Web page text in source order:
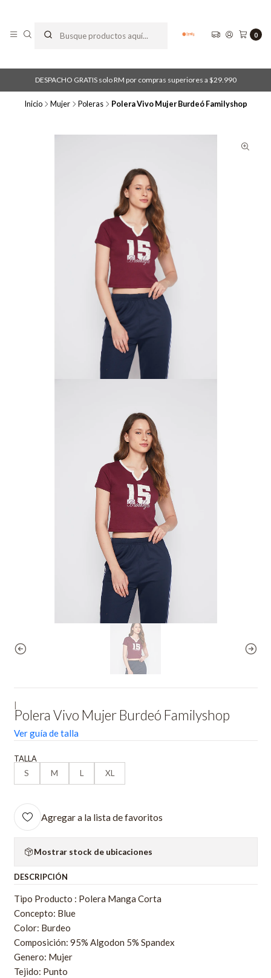
0
DESPACHO GRATIS solo RM por compras superiores a $29.990
Inicio Mujer Poleras Polera Vivo Mujer Burdeó Familyshop
Polera Vivo Mujer Burdeó Familyshop
Ver guía de talla
TALLA
S
M L XL
Agregar a la lista de favoritos
Mostrar stock de ubicaciones
DESCRIPCIÓN
Tipo Producto : Polera Manga Corta
Concepto: Blue
Color: Burdeo
Composición: 95% Algodon 5% Spandex
Genero: Mujer
Tejido: Punto